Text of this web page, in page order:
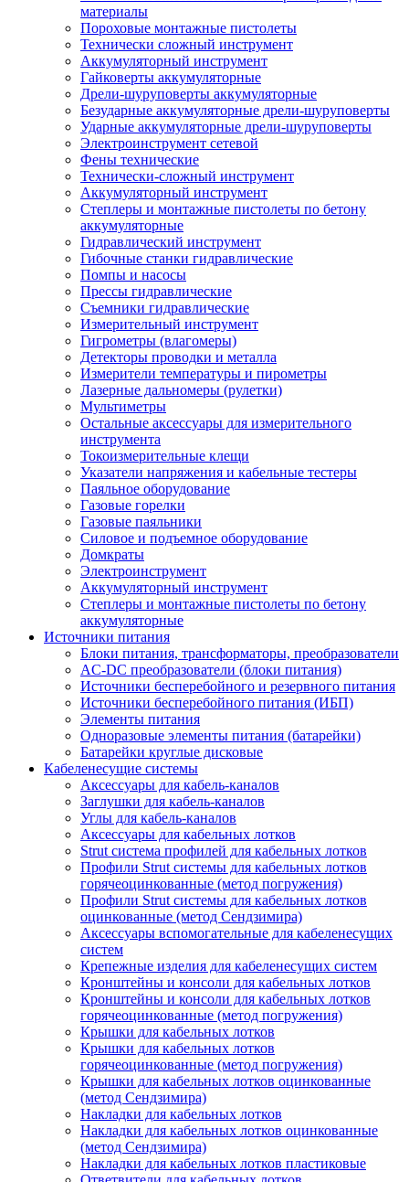
материалы
Пороховые монтажные пистолеты
Технически сложный инструмент
Аккумуляторный инструмент
Гайковерты аккумуляторные
Дрели-шуруповерты аккумуляторные
Безударные аккумуляторные дрели-шуруповерты
Ударные аккумуляторные дрели-шуруповерты
Электроинструмент сетевой
Фены технические
Технически-сложный инструмент
Аккумуляторный инструмент
Степлеры и монтажные пистолеты по бетону
аккумуляторные
Гидравлический инструмент
Гибочные станки гидравлические
Помпы и насосы
Прессы гидравлические
Съемники гидравлические
Измерительный инструмент
Гигрометры (влагомеры)
Детекторы проводки и металла
Измерители температуры и пирометры
Лазерные дальномеры (рулетки)
Мультиметры
Остальные аксессуары для измерительного
инструмента
Токоизмерительные клещи
Указатели напряжения и кабельные тестеры
Паяльное оборудование
Газовые горелки
Газовые паяльники
Силовое и подъемное оборудование
Домкраты
Электроинструмент
Аккумуляторный инструмент
Степлеры и монтажные пистолеты по бетону
аккумуляторные
Источники питания
Блоки питания, трансформаторы, преобразователи
AC-DC преобразователи (блоки питания)
Источники бесперебойного и резервного питания
Источники бесперебойного питания (ИБП)
Элементы питания
Одноразовые элементы питания (батарейки)
Батарейки круглые дисковые
Кабеленесущие системы
Аксессуары для кабель-каналов
Заглушки для кабель-каналов
Углы для кабель-каналов
Аксессуары для кабельных лотков
Strut система профилей для кабельных лотков
Профили Strut системы для кабельных лотков
горячеоцинкованные (метод погружения)
Профили Strut системы для кабельных лотков
оцинкованные (метод Сендзимира)
Аксессуары вспомогательные для кабеленесущих
систем
Крепежные изделия для кабеленесущих систем
Кронштейны и консоли для кабельных лотков
Кронштейны и консоли для кабельных лотков
горячеоцинкованные (метод погружения)
Крышки для кабельных лотков
Крышки для кабельных лотков
горячеоцинкованные (метод погружения)
Крышки для кабельных лотков оцинкованные
(метод Сендзимира)
Накладки для кабельных лотков
Накладки для кабельных лотков оцинкованные
(метод Сендзимира)
Накладки для кабельных лотков пластиковые